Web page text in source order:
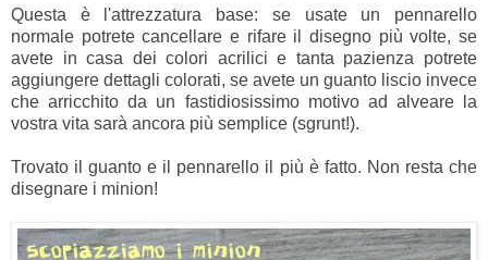
Questa è l'attrezzatura base: se usate un pennarello
normale potrete cancellare e rifare il disegno più volte, se
avete in casa dei colori acrilici e tanta pazienza potrete
aggiungere dettagli colorati, se avete un guanto liscio invece
che arricchito da un fastidiosissimo motivo ad alveare la
vostra vita sarà ancora più semplice (sgrunt!).
Trovato il guanto e il pennarello il più è fatto. Non resta che
disegnare i minion!